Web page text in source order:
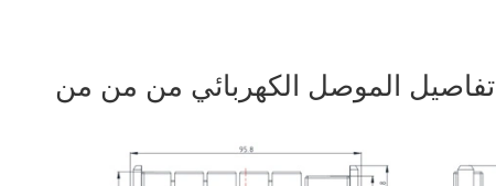
تفاصيل الموصل الكهربائي من من من